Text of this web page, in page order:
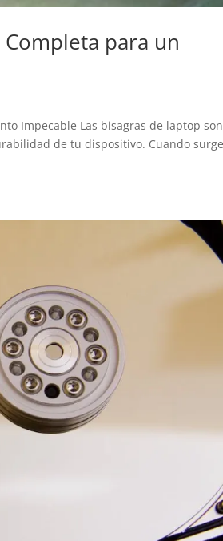
para un
Impecable Las bisagras de laptop son
de tu dispositivo. Cuando